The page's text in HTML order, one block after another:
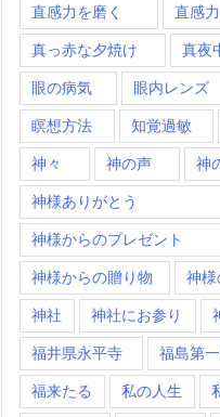
直感力を磨く 直感
真っ赤な夕焼け 真夜
眼の病気 眼内レンズ
瞑想方法 知覚過敏
神々 神の声 神
神様ありがとう
神様からのプレゼント
神様からの贈り物 神様
神社 神社にお参り
福井県永平寺 福島第
福来たる 私の人生